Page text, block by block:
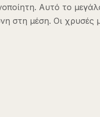
Αυτό το
στη μέση. Οι χρυσές